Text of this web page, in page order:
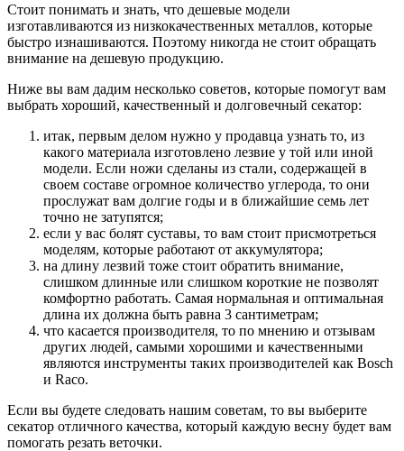
Стоит понимать и знать, что дешевые модели
изготавливаются из низкокачественных металлов, которые
быстро изнашиваются. Поэтому никогда не стоит обращать
внимание на дешевую продукцию.
Ниже вы вам дадим несколько советов, которые помогут вам
выбрать хороший, качественный и долговечный секатор:
итак, первым делом нужно у продавца узнать то, из
какого материала изготовлено лезвие у той или иной
модели. Если ножи сделаны из стали, содержащей в
своем составе огромное количество углерода, то они
прослужат вам долгие годы и в ближайшие семь лет
точно не затупятся;
если у вас болят суставы, то вам стоит присмотреться
моделям, которые работают от аккумулятора;
на длину лезвий тоже стоит обратить внимание,
слишком длинные или слишком короткие не позволят
комфортно работать. Самая нормальная и оптимальная
длина их должна быть равна 3 сантиметрам;
что касается производителя, то по мнению и отзывам
других людей, самыми хорошими и качественными
являются инструменты таких производителей как Bosch
и Raco.
Если вы будете следовать нашим советам, то вы выберите
секатор отличного качества, который каждую весну будет вам
помогать резать веточки.